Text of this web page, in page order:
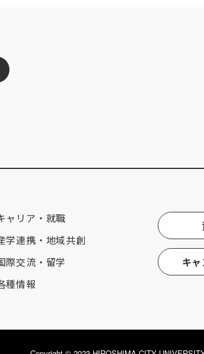
ャリア・就職
学連携・地域共創
際交流・留学
種情報
キ